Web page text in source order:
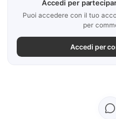
Accedi per
Puoi accedere con il tuo
per
Accedi per